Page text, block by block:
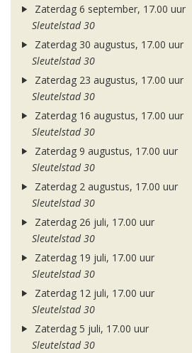
Zaterdag 6 september, 17.00 uur
Sleutelstad 30
Zaterdag 30 augustus, 17.00 uur
Sleutelstad 30
Zaterdag 23 augustus, 17.00 uur
Sleutelstad 30
Zaterdag 16 augustus, 17.00 uur
Sleutelstad 30
Zaterdag 9 augustus, 17.00 uur
Sleutelstad 30
Zaterdag 2 augustus, 17.00 uur
Sleutelstad 30
Zaterdag 26 juli, 17.00 uur
Sleutelstad 30
Zaterdag 19 juli, 17.00 uur
Sleutelstad 30
Zaterdag 12 juli, 17.00 uur
Sleutelstad 30
Zaterdag 5 juli, 17.00 uur
Sleutelstad 30